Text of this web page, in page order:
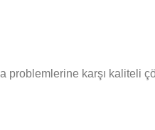
problemlerine karşı